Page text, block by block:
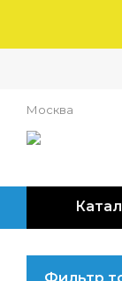
Москва